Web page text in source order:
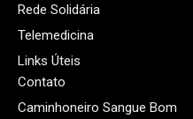
Rede Solidária
Telemedicina
Links Úteis
Contato
Caminhoneiro Sangue Bom